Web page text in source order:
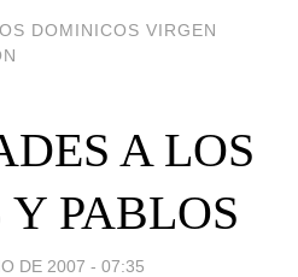
DOMINICOS VIRGEN
A LOS
Y PABLOS
DE 2007 - 07:35